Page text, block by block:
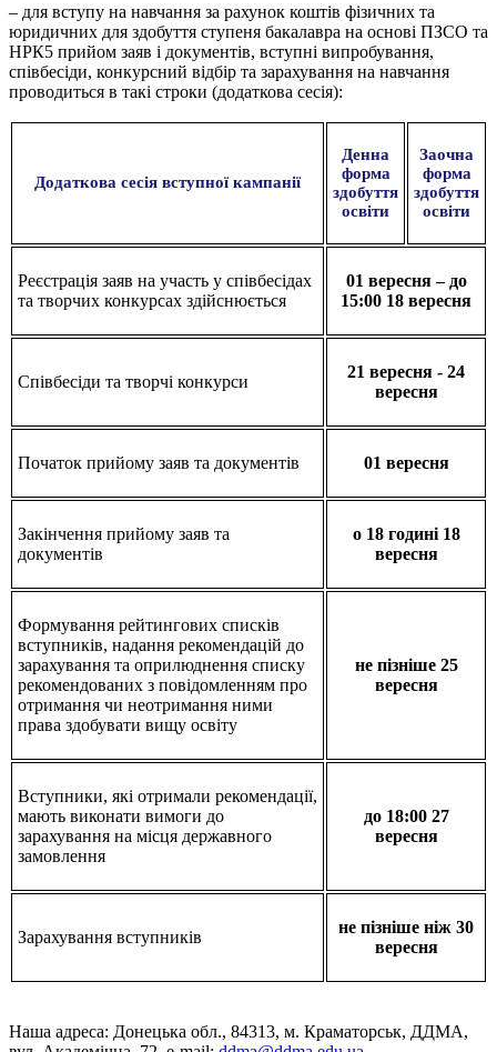
– для вступу на навчання за рахунок коштів фізичних та
юридичних для здобуття ступеня бакалавра на основі ПЗСО та
НРК5 прийом заяв і документів, вступні випробування,
співбесіди, конкурсний відбір та зарахування на навчання
проводиться в такі строки (додаткова сесія):
Додаткова сесія вступної кампанії
Денна
форма
здобуття
освіти
Заочна
форма
здобуття
освіти
Реєстрація заяв на участь у співбесідах
та творчих конкурсах здійснюється
01 вересня – до
15:00 18 вересня
Співбесіди та творчі конкурси
21 вересня - 24
вересня
Початок прийому заяв та документів 01 вересня
Закінчення прийому заяв та
документів
о 18 годині 18
вересня
Формування рейтингових списків
вступників, надання рекомендацій до
зарахування та оприлюднення списку
рекомендованих з повідомленням про
отримання чи неотримання ними
права здобувати вищу освіту
не пізніше 25
вересня
Вступники, які отримали рекомендації,
мають виконати вимоги до
зарахування на місця державного
замовлення
до 18:00 27
вересня
Зарахування вступників
не пізніше ніж 30
вересня
Наша адреса: Донецька обл., 84313, м. Краматорськ, ДДМА,